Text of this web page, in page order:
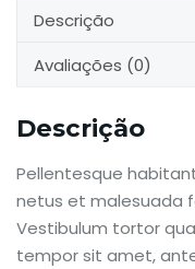
Descrição
Avaliações (0)
Descrição
Pellentesque
netus et malesuada
Vestibulum tortor
tempor sit amet,